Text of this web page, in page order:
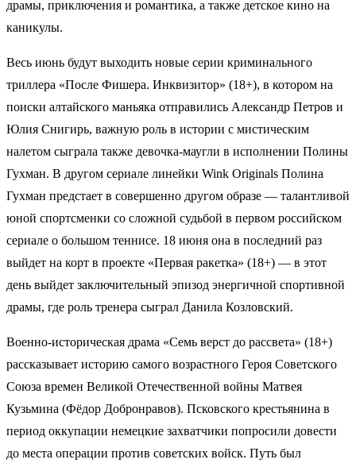
драмы, приключения и романтика, а также детское кино на
каникулы.
Весь июнь будут выходить новые серии криминального
триллера «После Фишера. Инквизитор» (18+), в котором на
поиски алтайского маньяка отправились Александр Петров и
Юлия Снигирь, важную роль в истории с мистическим
налетом сыграла также девочка-маугли в исполнении Полины
Гухман. В другом сериале линейки Wink Originals Полина
Гухман предстает в совершенно другом образе — талантливой
юной спортсменки со сложной судьбой в первом российском
сериале о большом теннисе. 18 июня она в последний раз
выйдет на корт в проекте «Первая ракетка» (18+) — в этот
день выйдет заключительный эпизод энергичной спортивной
драмы, где роль тренера сыграл Данила Козловский.
Военно-историческая драма «Семь верст до рассвета» (18+)
рассказывает историю самого возрастного Героя Советского
Союза времен Великой Отечественной войны Матвея
Кузьмина (Фёдор Добронравов). Псковского крестьянина в
период оккупации немецкие захватчики попросили довести
до места операции против советских войск. Путь был